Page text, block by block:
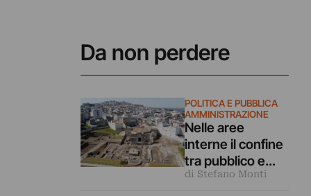
Da non perdere
POLITICA E PUBBLICA
AMMINISTRAZIONE
Nelle aree
interne il confine
tra pubblico e
privato è sempre
di Stefano Monti